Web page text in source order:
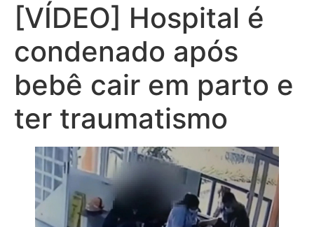
[VÍDEO] Hospital é
condenado após
bebê cair em parto e
ter traumatismo